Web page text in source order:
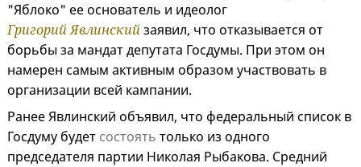
"Яблоко" ее основатель и идеолог
Григорий Явлинскийзаявил, что отказывается от
борьбы за мандат депутата Госдумы. При этом он
намерен самым активным образом участвовать в
организации всей кампании.
Ранее Явлинский объявил, что федеральный список в
Госдуму будет состоять только из одного
председателя партии Николая Рыбакова. Средний